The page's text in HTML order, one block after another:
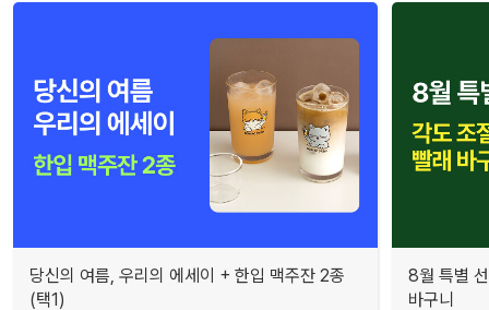
당신의 여름, 우리의 에세이 + 한입 맥주잔 2종
(택1)
8월 특별
바구니